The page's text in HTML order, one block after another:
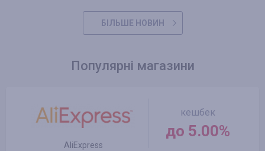
БІЛЬШЕ НОВИН
Популярні магазини
AliExpress
кешбек
до 5.00%